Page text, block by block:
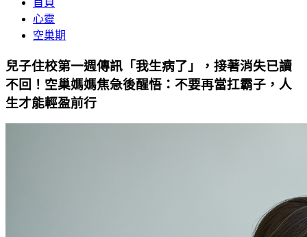
首頁
心靈
空巢期
兒子住校第一週傳訊「我生病了」，接著消失已讀
不回！空巢媽媽焦急後醒悟：不要再當扛霸子，人
生才能輕盈前行